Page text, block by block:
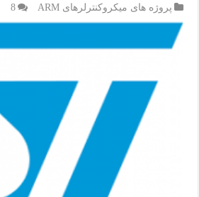
پروژه های میکروکنترلرهای ARM 8